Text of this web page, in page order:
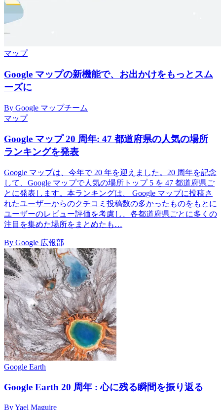
マップ
Google マップの新機能で、お出かけをもっとスム
ーズに
By Google マップチーム
マップ
Google マップ 20 周年: 47 都道府県の人気の場所
ランキングを発表
Google マップは、今年で 20 年を迎えました。20 周年を記念
して、Google マップで人気の場所トップ 5 を 47 都道府県ご
とに発表します。本ランキングは、 Google マップに投稿さ
れたユーザーからのクチコミ投稿数の多かったものをもとに
ユーザーのレビュー評価を考慮し、各都道府県ごとに多くの
注目を集めた場所をまとめたも…
By Google 広報部
Google Earth
Google Earth 20 周年 : 心に残る瞬間を振り返る
By Yael Maguire